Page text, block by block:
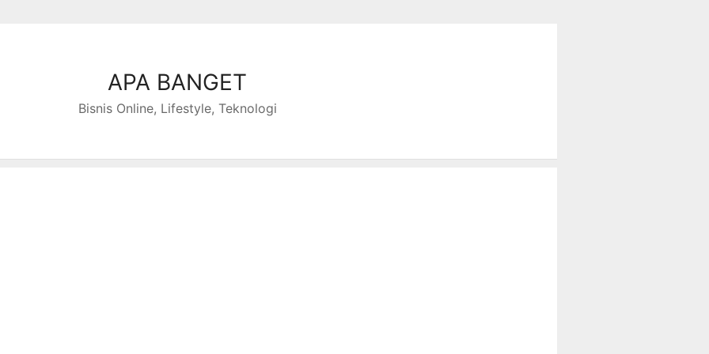
APA BANGET
Bisnis Online, Lifestyle, Teknologi